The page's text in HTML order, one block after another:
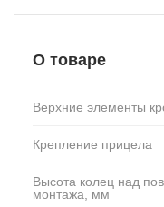
О товаре
Верхние элементы
Крепление прицела
Высота колец над
монтажа, мм